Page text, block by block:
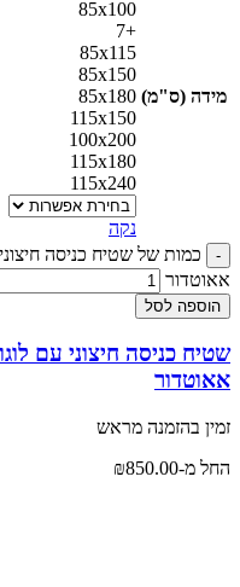
מידה (ס"מ)
85x100
+7
85x115
85x150
85x180
115x150
100x200
115x180
115x240
נקה
כמות של שטיח כניסה
אאוטדור
הוספה לסל
שטיח כניסה חיצוני עם
אאוטדור
זמין בהזמנה מראש
החל מ-
₪850.00